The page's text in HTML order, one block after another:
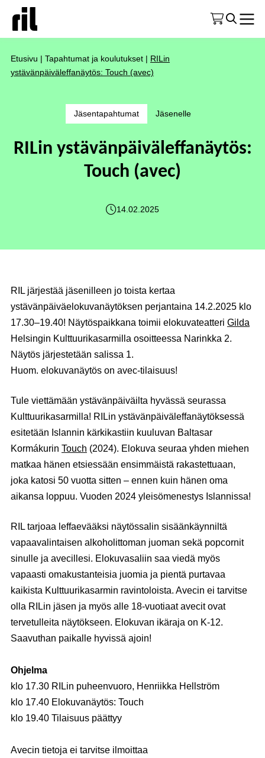
Etusivu | Tapahtumat ja koulutukset | RILin
ystävänpäiväleffanäytös: Touch (avec)
Jäsentapahtumat Jäsenelle
RILin ystävänpäiväleffanäytös:
Touch (avec)
14.02.2025
RIL järjestää jäsenilleen jo toista kertaa
ystävänpäiväelokuvanäytöksen perjantaina 14.2.2025 klo
17.30–19.40! Näytöspaikkana toimii elokuvateatteri Gilda
Helsingin Kulttuurikasarmilla osoitteessa Narinkka 2.
Näytös järjestetään salissa 1.
Huom. elokuvanäytös on avec-tilaisuus!
Tule viettämään ystävänpäiväilta hyvässä seurassa
Kulttuurikasarmilla! RILin ystävänpäiväleffanäytöksessä
esitetään Islannin kärkikastiin kuuluvan Baltasar
Kormákurin Touch (2024). Elokuva seuraa yhden miehen
matkaa hänen etsiessään ensimmäistä rakastettuaan,
joka katosi 50 vuotta sitten – ennen kuin hänen oma
aikansa loppuu. Vuoden 2024 yleisömenestys Islannissa!
RIL tarjoaa leffaevääksi näytössalin sisäänkäynniltä
vapaavalintaisen alkoholittoman juoman sekä popcornit
sinulle ja avecillesi. Elokuvasaliin saa viedä myös
vapaasti omakustanteisia juomia ja pientä purtavaa
kaikista Kulttuurikasarmin ravintoloista. Avecin ei tarvitse
olla RILin jäsen ja myös alle 18-vuotiaat avecit ovat
tervetulleita näytökseen. Elokuvan ikäraja on K-12.
Saavuthan paikalle hyvissä ajoin!
Ohjelma
klo 17.30 RILin puheenvuoro, Henriikka Hellström
klo 17.40 Elokuvanäytös: Touch
klo 19.40 Tilaisuus päättyy
Avecin tietoja ei tarvitse ilmoittaa